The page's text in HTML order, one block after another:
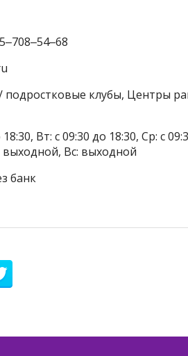
подростковые клубы, Центры
Вт: с 09:30 до 18:30, Ср: с
выходной, Вс: выходной
банк